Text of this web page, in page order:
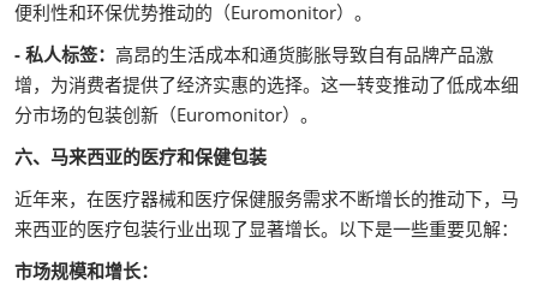
便利性和环保优势推动的（Euromonitor）。
- 私人标签： 高昂的生活成本和通货膨胀导致自有品牌产品激
增，为消费者提供了经济实惠的选择。这一转变推动了低成本细
分市场的包装创新（Euromonitor）。
六、马来西亚的医疗和保健包装
近年来，在医疗器械和医疗保健服务需求不断增长的推动下，马
来西亚的医疗包装行业出现了显著增长。以下是一些重要见解：
市场规模和增长：